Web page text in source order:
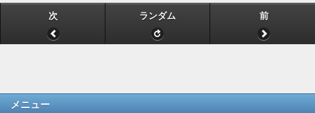
次 ランダム 前
メニュー